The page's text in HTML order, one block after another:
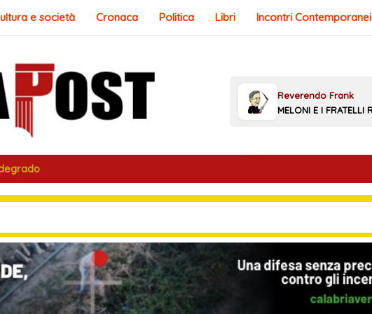
e società Cronaca Politica Libri Incontri Contemporanei